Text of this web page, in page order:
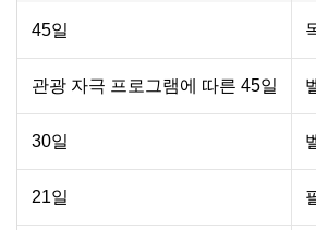
45일
관광 자극 프로그램에 따른 45일
30일
21일